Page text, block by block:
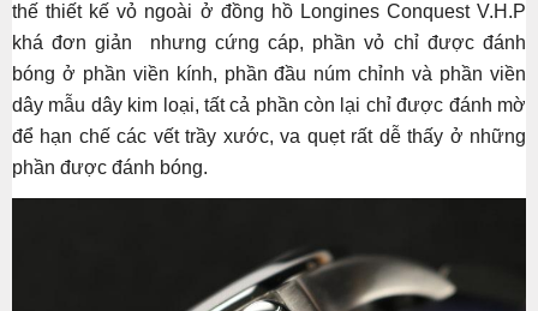
thế thiết kế vỏ ngoài ở đồng hồ Longines Conquest V.H.P
khá đơn giản nhưng cứng cáp, phần vỏ chỉ được đánh
bóng ở phần viền kính, phần đầu núm chỉnh và phần viền
dây mẫu dây kim loại, tất cả phần còn lại chỉ được đánh mờ
để hạn chế các vết trầy xước, va quẹt rất dễ thấy ở những
phần được đánh bóng.